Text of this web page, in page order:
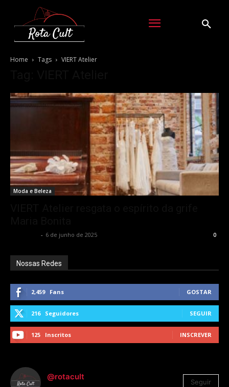
Home Tags VIERT Atelier
Moda e Beleza
- 6 de junho de 2025 0
Nossas Redes
2,459 Fans GOSTAR
216 Seguidores SEGUIR
125 Inscritos INSCREVER
@rotacult
Seguir